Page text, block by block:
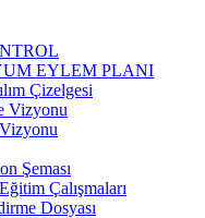
EYLEM PLANI
Çizelgesi
Vizyonu
Şeması
Çalışmaları
Dosyası